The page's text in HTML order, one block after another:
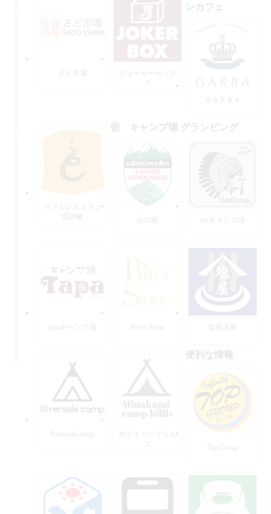
さど市場
ジョーカーボック
ス
ンカフェ
ＧＡＲＢＡ
カフェレストラン
宿 キャンプ場 グランピング
山の家 tipiキャンプ場
tapaキャンプ場 River Stone 塩屋温泉
Riverside camp
水上キャンプヒル
便利な情報
Top Group